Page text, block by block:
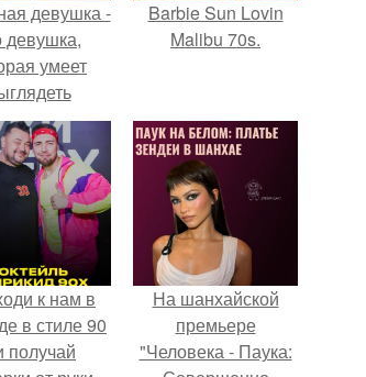
девушка -
девушка,
умеет
и
в любои
Barbie Sun Lovin
Malibu 70s.
к нам в
в стиле 90
получай
На шанхайской
премьере
"Человека - Паука: